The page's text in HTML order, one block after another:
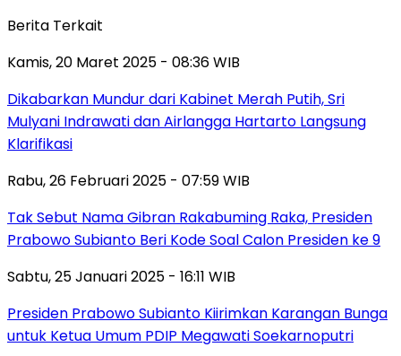
Berita Terkait
Kamis, 20 Maret 2025 - 08:36 WIB
Dikabarkan Mundur dari Kabinet Merah Putih, Sri
Mulyani Indrawati dan Airlangga Hartarto Langsung
Klarifikasi
Rabu, 26 Februari 2025 - 07:59 WIB
Tak Sebut Nama Gibran Rakabuming Raka, Presiden
Prabowo Subianto Beri Kode Soal Calon Presiden ke 9
Sabtu, 25 Januari 2025 - 16:11 WIB
Presiden Prabowo Subianto Kiirimkan Karangan Bunga
untuk Ketua Umum PDIP Megawati Soekarnoputri